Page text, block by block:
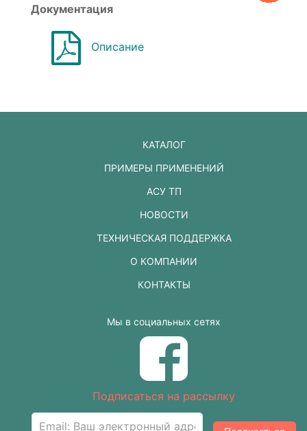
Документация
Описание
КАТАЛОГ
ПРИМЕРЫ ПРИМЕНЕНИЙ
АСУ ТП
НОВОСТИ
ТЕХНИЧЕСКАЯ ПОДДЕРЖКА
О КОМПАНИИ
КОНТАКТЫ
Мы в социальных сетях
Подписаться на рассылку